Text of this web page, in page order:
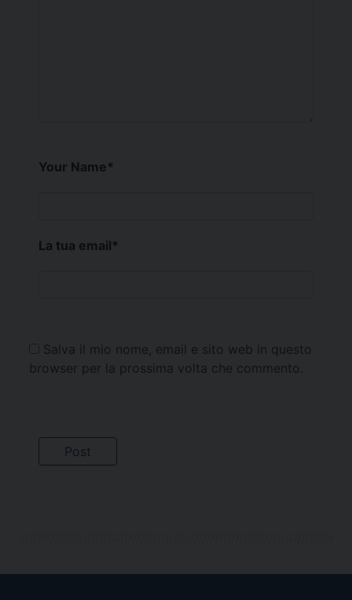
Your Name*
La tua email*
Salva il mio nome, email e sito web in questo
browser per la prossima volta che commento.